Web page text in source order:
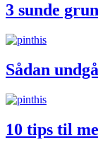
3 sunde
Sådan
10 tips til